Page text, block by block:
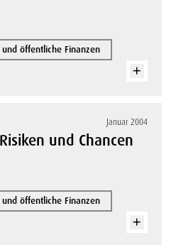
öffentliche Finanzen
Januar 2004
und Chancen
öffentliche Finanzen